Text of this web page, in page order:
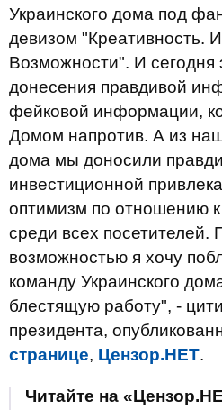
Украинского дома под
девизом "Креативность.
Возможности". И сегодня
донесения правдивой
фейковой информации,
Домом напротив. А из
дома мы доносили
инвестиционной
оптимизм по отношению
среди всех посетителей.
возможностью я хочу
команду Украинского
блестящую работу", -
президента,
странице, Цензор.НЕТ.
Читайте на